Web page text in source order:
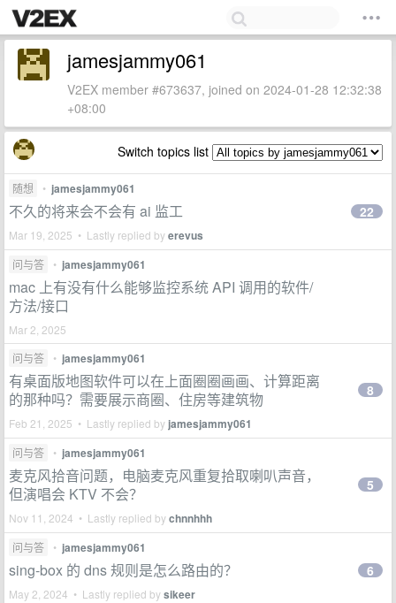
jamesjammy061
V2EX member #673637, joined on 2024-01-28 12:32:38
+08:00
Switch topics list
随想 • jamesjammy061
不久的将来会不会有 ai 监工
Mar 19, 2025 • Lastly replied byerevus
22
问与答 • jamesjammy061
mac 上有没有什么能够监控系统 API 调用的软件/
方法/接口
Mar 2, 2025
问与答
• jamesjammy061
有桌面版地图软件可以在上面圈圈画画、计算距离
的那种吗？需要展示商圈、住房等建筑物
Feb 21, 2025 • Lastly replied by jamesjammy061
8
问与答 • jamesjammy061
麦克风拾音问题，电脑麦克风重复拾取喇叭声音，
但演唱会 KTV 不会？
Nov 11, 2024 • Lastly replied bychnnhhh
5
问与答 • jamesjammy061
sing-box 的 dns 规则是怎么路由的？
May 2, 2024 • Lastly replied bysikeer
6